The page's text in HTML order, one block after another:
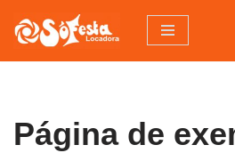
Pular
Página de